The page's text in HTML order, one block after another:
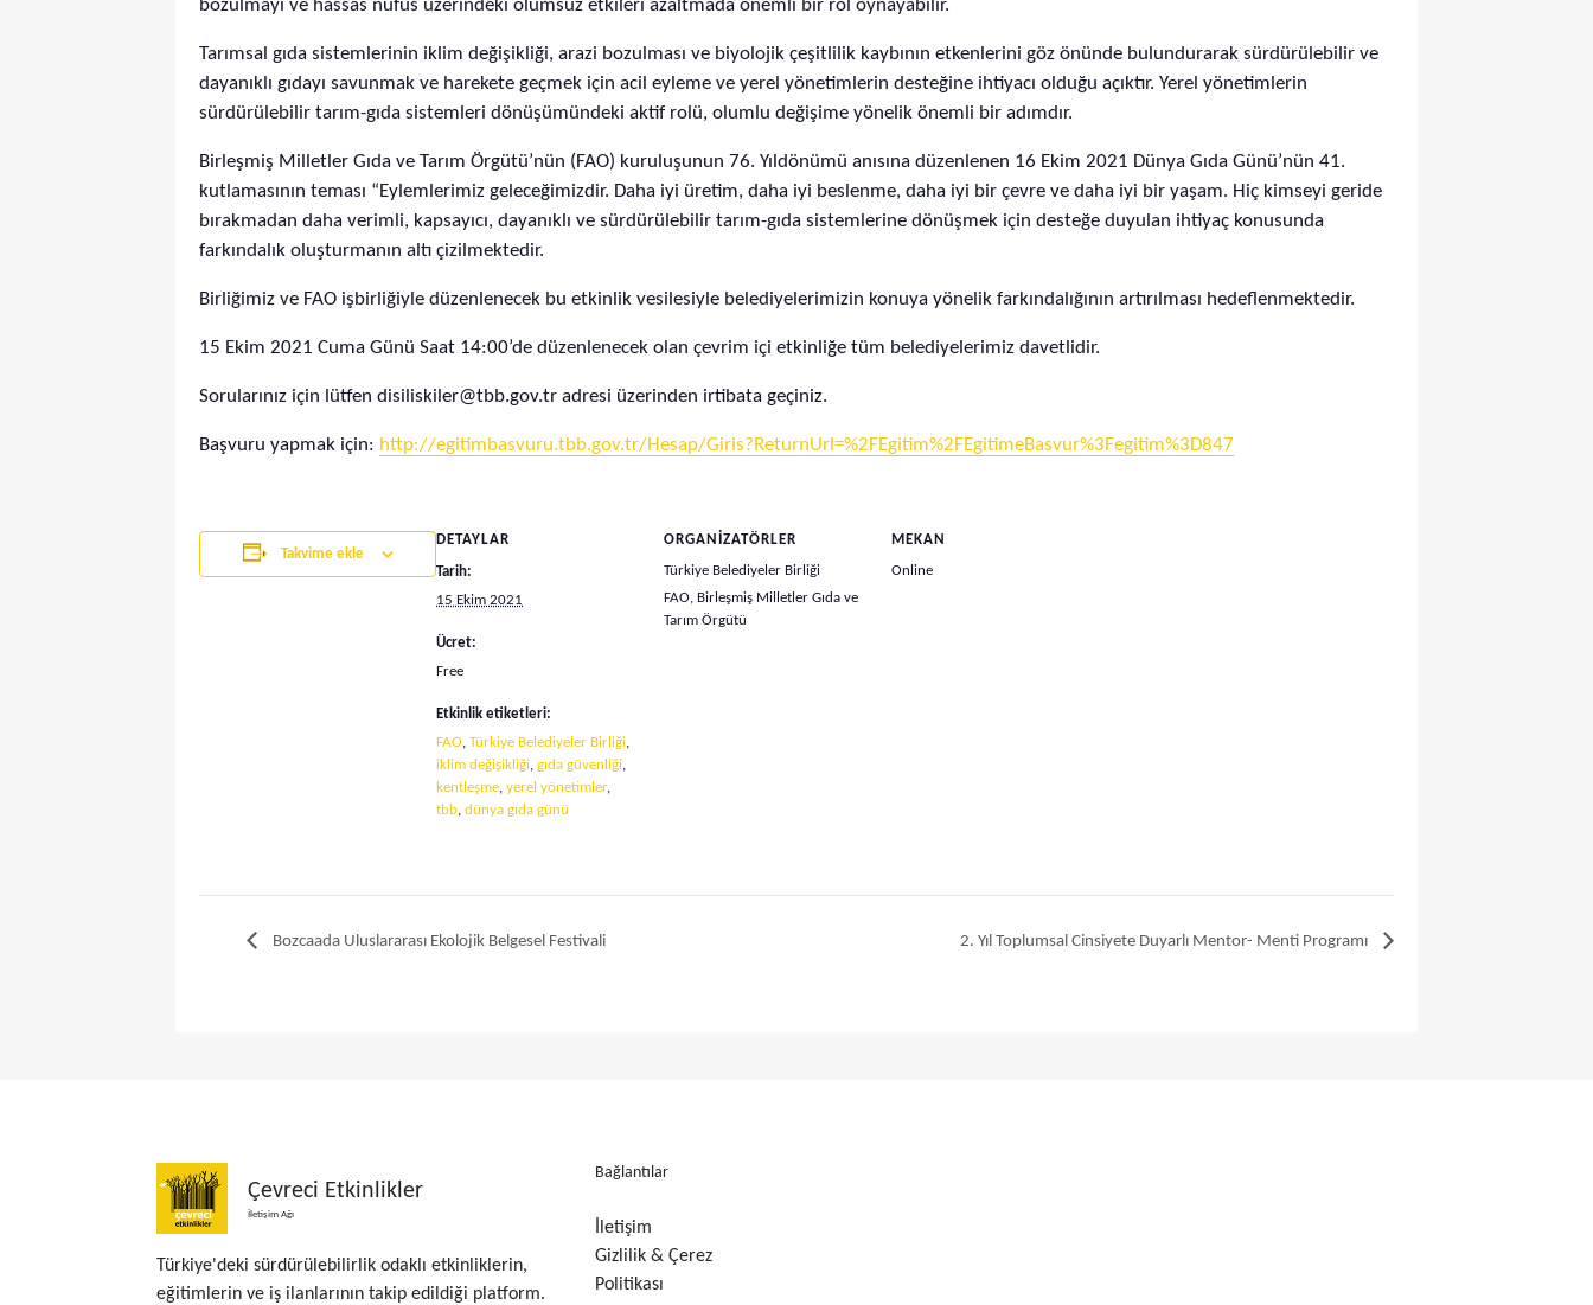
bozulmayı ve hassas nüfus üzerindeki olumsuz etkileri azaltmada önemli bir rol oynayabilir.
Tarımsal gıda sistemlerinin iklim değişikliği, arazi bozulması ve biyolojik çeşitlilik kaybının etkenlerini göz önünde bulundurarak sürdürülebilir ve
dayanıklı gıdayı savunmak ve harekete geçmek için acil eyleme ve yerel yönetimlerin desteğine ihtiyacı olduğu açıktır. Yerel yönetimlerin
sürdürülebilir tarım-gıda sistemleri dönüşümündeki aktif rolü, olumlu değişime yönelik önemli bir adımdır.
Birleşmiş Milletler Gıda ve Tarım Örgütü’nün (FAO) kuruluşunun 76. Yıldönümü anısına düzenlenen 16 Ekim 2021 Dünya Gıda Günü’nün 41.
kutlamasının teması “Eylemlerimiz geleceğimizdir. Daha iyi üretim, daha iyi beslenme, daha iyi bir çevre ve daha iyi bir yaşam. Hiç kimseyi geride
bırakmadan daha verimli, kapsayıcı, dayanıklı ve sürdürülebilir tarım-gıda sistemlerine dönüşmek için desteğe duyulan ihtiyaç konusunda
farkındalık oluşturmanın altı çizilmektedir.
Birliğimiz ve FAO işbirliğiyle düzenlenecek bu etkinlik vesilesiyle belediyelerimizin konuya yönelik farkındalığının artırılması hedeflenmektedir.
15 Ekim 2021 Cuma Günü Saat 14:00’de düzenlenecek olan çevrim içi etkinliğe tüm belediyelerimiz davetlidir.
Sorularınız için lütfen disiliskiler@tbb.gov.tr adresi üzerinden irtibata geçiniz.
Başvuru yapmak için: http://egitimbasvuru.tbb.gov.tr/Hesap/Giris?ReturnUrl=%2FEgitim%2FEgitimeBasvur%3Fegitim%3D847
Takvime ekle
DETAYLAR
Tarih:
15 Ekim 2021
Ücret:
Free
Etkinlik etiketleri:
FAO, Türkiye Belediyeler Birliği,
iklim değişikliği, gıda güvenliği,
kentleşme, yerel yönetimler,
tbb, dünya gıda günü
ORGANIZATÖRLER
Türkiye Belediyeler Birliği
FAO, Birleşmiş Milletler Gıda ve
Tarım Örgütü
MEKAN
Online
Bozcaada Uluslararası Ekolojik Belgesel Festivali 2. Yıl Toplumsal Cinsiyete Duyarlı Mentor- Menti Programı
Çevreci Etkinlikler
İletişim Ağı
Türkiye'deki sürdürülebilirlik odaklı etkinliklerin,
eğitimlerin ve iş ilanlarının takip edildiği platform.
Bağlantılar
İletişim
Gizlilik & Çerez
Politikası